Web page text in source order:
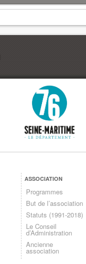
ASSOCIATION
Programmes
But de l’association
Statuts (1991-2018)
Le Conseil
d’Administration
Ancienne
association